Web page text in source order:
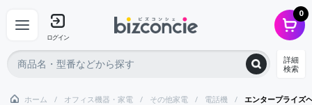
ログイン
0
詳細
検索
ホーム オフィス機器・家電 その他家電 電話機 エンタープライズ